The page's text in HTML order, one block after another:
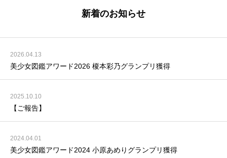
新着のお知らせ
2026.04.13
美少女図鑑アワード2026 榎本彩乃グランプリ獲得
2025.10.10
【ご報告】
2024.04.01
美少女図鑑アワード2024 小原あめりグランプリ獲得